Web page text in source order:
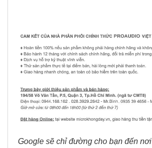
Google sẽ chỉ đường cho bạn đến nơi